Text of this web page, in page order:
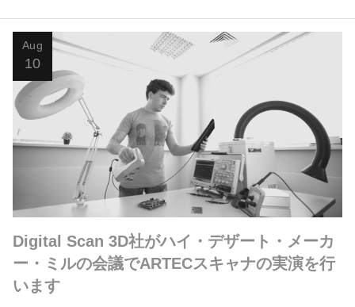
Aug
10
Digital Scan 3D社がハイ・デザート・メーカ
ー・ミルの会議でARTECスキャナの実演を行
います